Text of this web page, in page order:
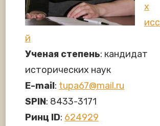
х
й
Ученая степень: кандидат
исторических наук
E-mail: tupa67@mail.ru
SPIN: 8433-3171
Ринц ID: 624929